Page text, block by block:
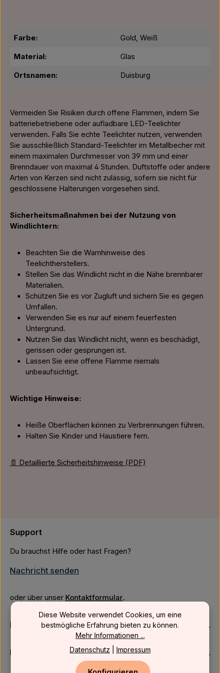
Farbe: Gold, Weiß
Material: Glas
Ortsnamen: Duisburg
Vermeiden Sie Risiken durch offene Flammen, indem Sie
batteriebetriebene oder aufladbare LED-Teelichter
verwenden. Falls Sie echte Teelichter nutzen, verwenden
Sie ausschließlich Standard-Teelichter im Metallbecher mit
einem maximalen Durchmesser von 39 mm und einer
Brenndauer von maximal 4 Stunden. Duftstoffe oder andere
Arten von Kerzen sind nicht zulässig, sofern sie nicht für
geschlossene Halterungen vorgesehen sind.
Sicherheitsmaßnahmen bei der Nutzung von
Windlichtern:
Beachten Sie die Warnhinweise des
Teelichtherstellers.
Stellen Sie das Windlicht nicht in die Nähe brennbarer
Materialien.
Schützen Sie es vor Zugluft und sichern Sie es gegen
Umfallen.
Verwenden Sie es nur auf einem feuerfesten
Untergrund.
Nutzen Sie das Windlicht nicht, wenn es beschädigt,
gerissen oder gesprungen ist.
Lassen Sie eine offene Flamme niemals
unbeaufsichtigt.
Wichtige Hinweise:
Heiße Oberflächen können zu Verbrennungen führen.
Halten Sie Kinder und Haustiere fern.
📄 Detaillierte Sicherheitshinweise (PDF)
Support
Du brauchst Hilfe oder hast Fragen?
Nachricht senden
oder über unser Kontaktformular.
Firmenkunden
Kundenservice
Diese Website verwendet Cookies, um eine
bestmögliche Erfahrung bieten zu können.
Mehr Informationen ...
Datenschutz
Impressum